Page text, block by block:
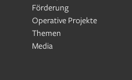
Förderung
Operative Projekte
Themen
Media